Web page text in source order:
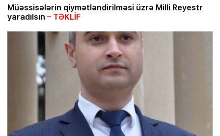
Müəssisələrin qiymətləndirilməsi üzrə Milli Reyestr
yaradılsın – TƏKLİF